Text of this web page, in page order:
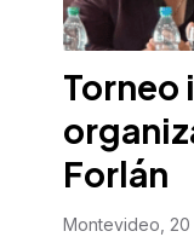
Torneo
Forlán
Montevideo, 20